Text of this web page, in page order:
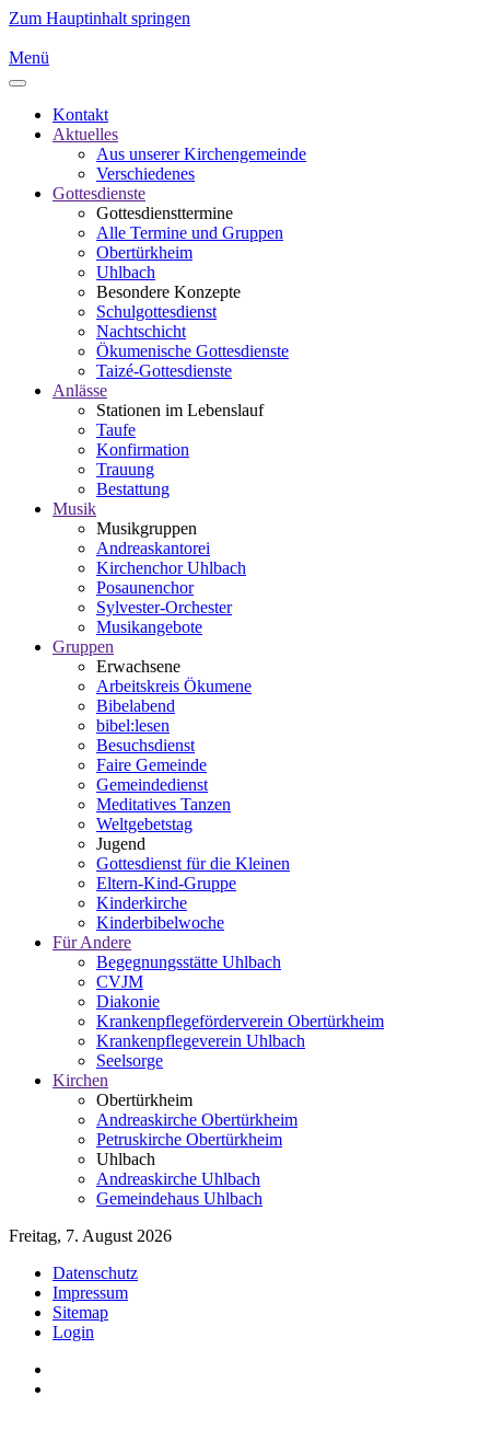
Zum Hauptinhalt springen
Menü
Kontakt
Aktuelles
Aus unserer Kirchengemeinde
Verschiedenes
Gottesdienste
Gottesdiensttermine
Alle Termine und Gruppen
Obertürkheim
Uhlbach
Besondere Konzepte
Schulgottesdienst
Nachtschicht
Ökumenische Gottesdienste
Taizé-Gottesdienste
Anlässe
Stationen im Lebenslauf
Taufe
Konfirmation
Trauung
Bestattung
Musik
Musikgruppen
Andreaskantorei
Kirchenchor Uhlbach
Posaunenchor
Sylvester-Orchester
Musikangebote
Gruppen
Erwachsene
Arbeitskreis Ökumene
Bibelabend
bibel:lesen
Besuchsdienst
Faire Gemeinde
Gemeindedienst
Meditatives Tanzen
Weltgebetstag
Jugend
Gottesdienst für die Kleinen
Eltern-Kind-Gruppe
Kinderkirche
Kinderbibelwoche
Für Andere
Begegnungsstätte Uhlbach
CVJM
Diakonie
Krankenpflegeförderverein Obertürkheim
Krankenpflegeverein Uhlbach
Seelsorge
Kirchen
Obertürkheim
Andreaskirche Obertürkheim
Petruskirche Obertürkheim
Uhlbach
Andreaskirche Uhlbach
Gemeindehaus Uhlbach
Freitag, 7. August 2026
Datenschutz
Impressum
Sitemap
Login